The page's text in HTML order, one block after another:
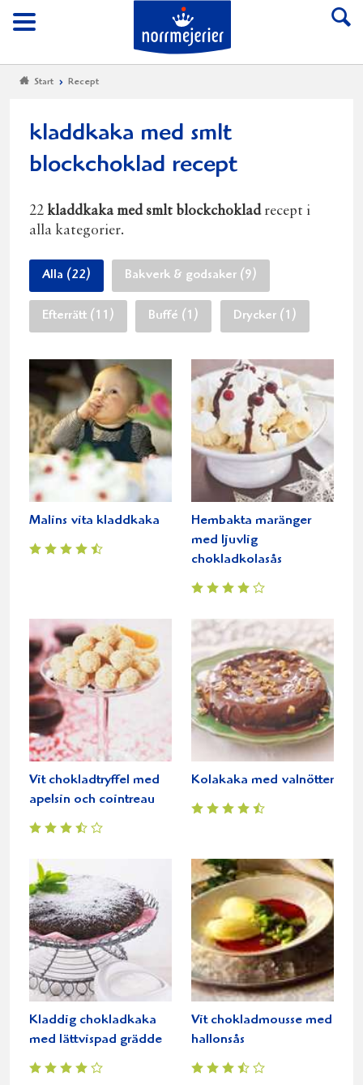
Meny
Till Norrmejerier
Start Recept
kladdkaka med smlt
blockchoklad recept
22 kladdkaka med smlt blockchokladrecept i
alla kategorier.
Alla (22) Bakverk & godsaker (9)
Efterrätt (11) Buffé (1) Drycker (1)
Malins vita kladdkaka
Hembakta maränger
med ljuvlig
chokladkolasås
Vit chokladtryffel med
apelsin och cointreau
Kolakaka med valnötter
Kladdig chokladkaka
med lättvispad grädde
Vit chokladmousse med
hallonsås